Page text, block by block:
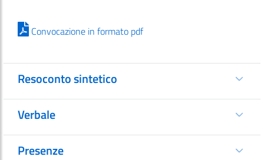
Convocazione in formato pdf
Resoconto sintetico
Verbale
Presenze